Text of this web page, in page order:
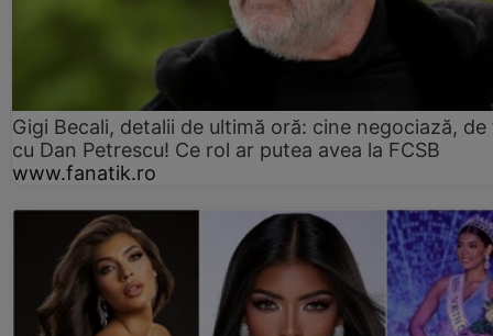
Gigi Becali, detalii de ultimă oră: cine negociază,
cu Dan Petrescu! Ce rol ar putea avea la FCSB
www.fanatik.ro